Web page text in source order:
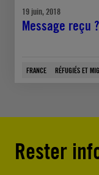
19 juin, 2018
Message reçu ?
FRANCE RÉFUGIÉS ET
Rester